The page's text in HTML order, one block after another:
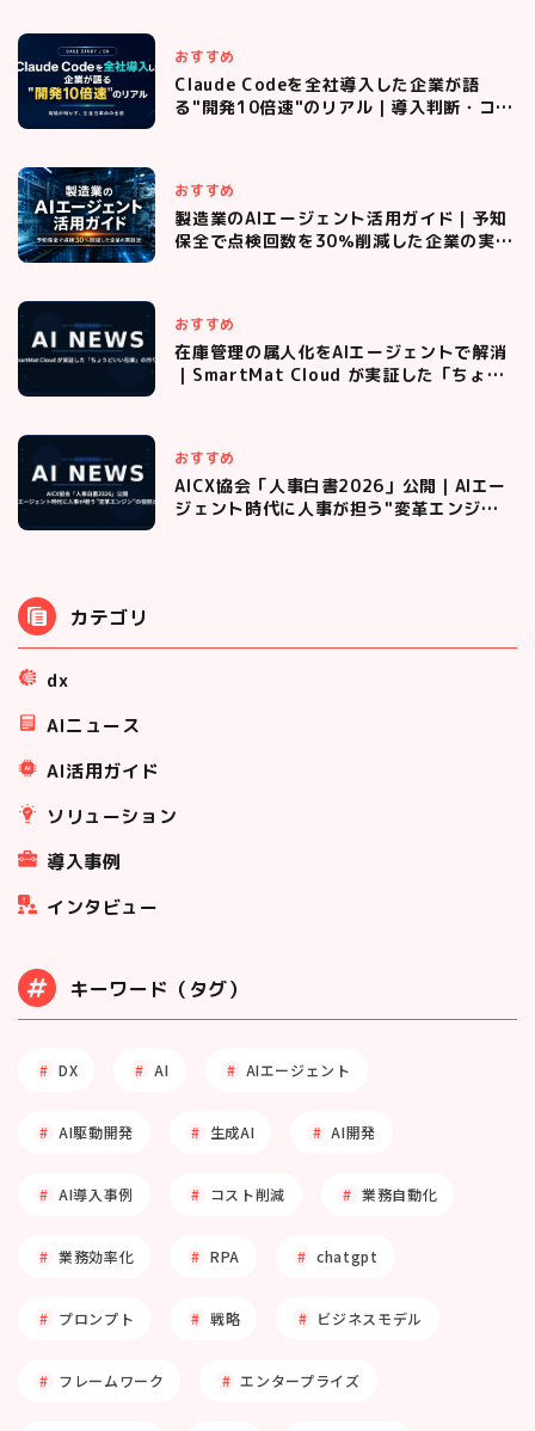
おすすめ
Claude Codeを全社導入した企業が語
る"開発10倍速"のリアル｜導入判断・コス
おすすめ
製造業のAIエージェント活用ガイド｜予知
保全で点検回数を30％削減した企業の実践
おすすめ
在庫管理の属人化をAIエージェントで解消
｜SmartMat Cloud が実証した「ちょう
おすすめ
AICX協会「人事白書2026」公開｜AIエー
ジェント時代に人事が担う"変革エンジ
カテゴリ
dx
AIニュース
AI活用ガイド
ソリューション
導入事例
インタビュー
キーワード（タグ）
DX AI AIエージェント
AI駆動開発 生成AI AI開発
AI導入事例 コスト削減 業務自動化
業務効率化 RPA chatgpt
プロンプト 戦略 ビジネスモデル
フレームワーク エンタープライズ